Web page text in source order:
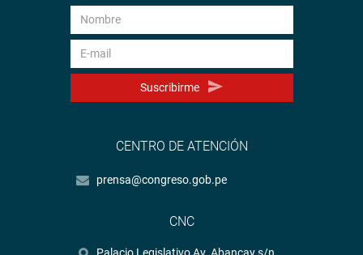
Suscribirme
CENTRO DE ATENCIÓN
prensa@congreso.gob.pe
CNC
Palacio Legislativo Av. Abancay s/n.